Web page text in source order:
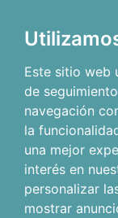
Este sitio web
de
navegación
la
una mejor
interés en
personalizar
mostrar